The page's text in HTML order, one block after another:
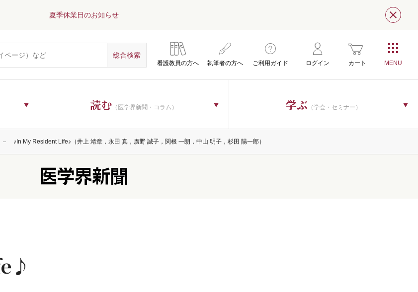
夏季休業日のお知らせ 閉じ
看護教員の方へ 執筆者の方へ ご利用ガイド ログイン カート
読む （医学界新聞・コラム） 学ぶ （学会・セミナー）
♪In My Resident Life♪（井上 靖章，永田 真，廣野 誠子，関根 一朗，中山 明子，杉田 陽一郎）